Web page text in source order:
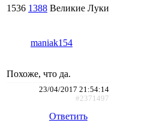
1536 1388 Великие Луки
maniak154
Похоже, что да.
23/04/2017 21:54:14
#2371497
Ответить